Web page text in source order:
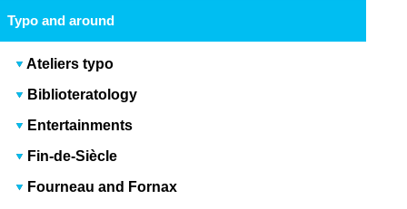
Typo and around
Ateliers typo
Biblioteratology
Entertainments
Fin-de-Siècle
Fourneau and Fornax